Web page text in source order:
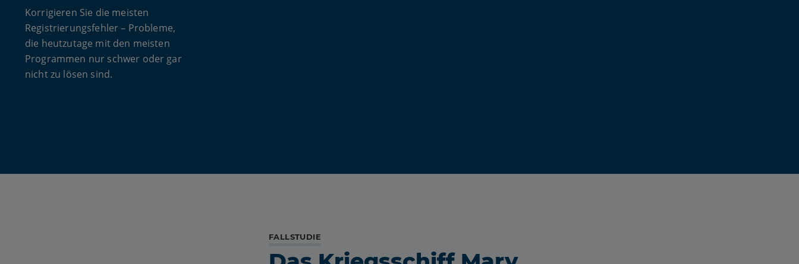
Korrigieren Sie die meisten
Registrierungsfehler – Probleme,
die heutzutage mit den meisten
Programmen nur schwer oder gar
nicht zu lösen sind.
FALLSTUDIE